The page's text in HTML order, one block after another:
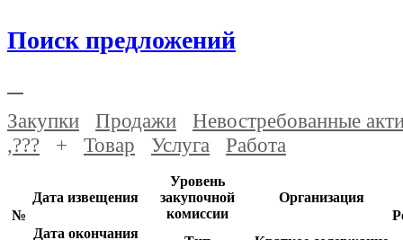
Поиск предложений
Закупки Продажи
Невостребованные
,??? + Товар Услуга Работа
№
Дата извещения
Уровень
закупочной
комиссии
Организация
Дата окончания